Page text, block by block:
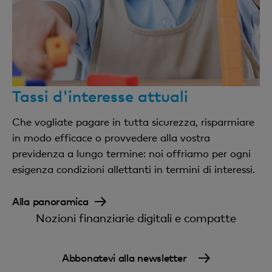
Conformemente al factsheet «Traffico dei
pagamenti»
Tassi d'interesse attuali
Che vogliate pagare in tutta sicurezza, risparmiare
in modo efficace o provvedere alla vostra
previdenza a lungo termine: noi offriamo per ogni
esigenza condizioni allettanti in termini di interessi.
Alla panoramica
Nozioni finanziarie digitali e compatte
Abbonatevi alla newsletter